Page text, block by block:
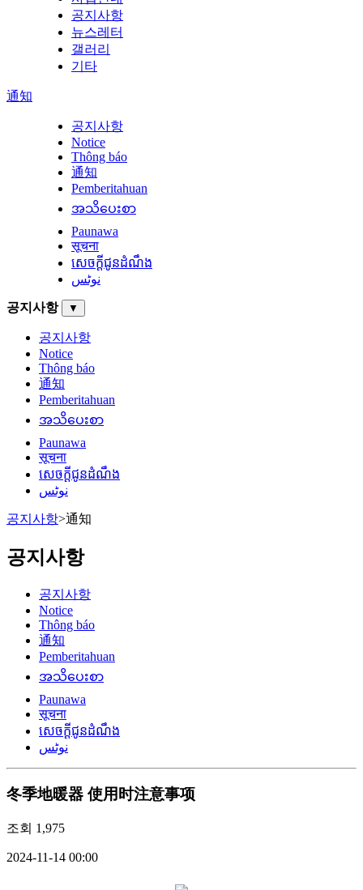
공지사항
뉴스레터
갤러리
기타
通知
공지사항
Notice
Thông báo
通知
Pemberitahuan
အသိပေးစာ
Paunawa
सूचना
សេចក្តីជូនដំណឹង
نوٹس
공지사항 ▼
공지사항
Notice
Thông báo
通知
Pemberitahuan
အသိပေးစာ
Paunawa
सूचना
សេចក្តីជូនដំណឹង
نوٹس
공지사항>通知
공지사항
공지사항
Notice
Thông báo
通知
Pemberitahuan
အသိပေးစာ
Paunawa
सूचना
សេចក្តីជូនដំណឹង
نوٹس
冬季地暖器 使用时注意事项
조회 1,975
2024-11-14 00:00